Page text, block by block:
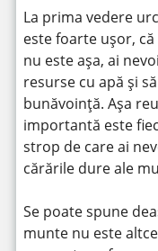
La prima vedere
este foarte ușor,
nu este așa, ai
resurse cu apă și
bunăvoință. Așa
importantă este
strop de care ai
cărările dure ale
Se poate spune
munte nu este